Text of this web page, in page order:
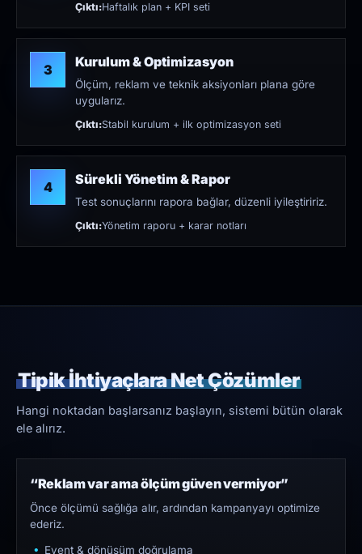
Çıktı:Haftalık plan + KPI seti
3 Kurulum & Optimizasyon
Ölçüm, reklam ve teknik aksiyonları plana göre
uygularız.
Çıktı:Stabil kurulum + ilk optimizasyon seti
4 Sürekli Yönetim & Rapor
Test sonuçlarını rapora bağlar, düzenli iyileştiririz.
Çıktı:Yönetim raporu + karar notları
Tipik İhtiyaçlara Net Çözümler
Hangi noktadan başlarsanız başlayın, sistemi bütün olarak
ele alırız.
“Reklam var ama ölçüm güven vermiyor”
Önce ölçümü sağlığa alır, ardından kampanyayı optimize
ederiz.
Event & dönüşüm doğrulama